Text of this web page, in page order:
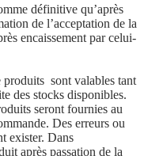
définitive qu’après
de l’acceptation de la
encaissement par celui-
sont valables tant
des stocks disponibles.
seront fournies au
Des erreurs ou
exister. Dans
après passation de la